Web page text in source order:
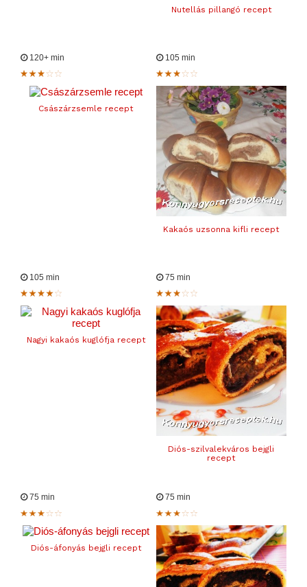
Nutellás pillangó recept
120+ min
Császárzsemle recept
105 min
Kakaós uzsonna kifli recept
105 min
Nagyi kakaós kuglófja recept
75 min
Diós-szilvalekváros bejgli
recept
75 min
Diós-áfonyás bejgli recept
75 min